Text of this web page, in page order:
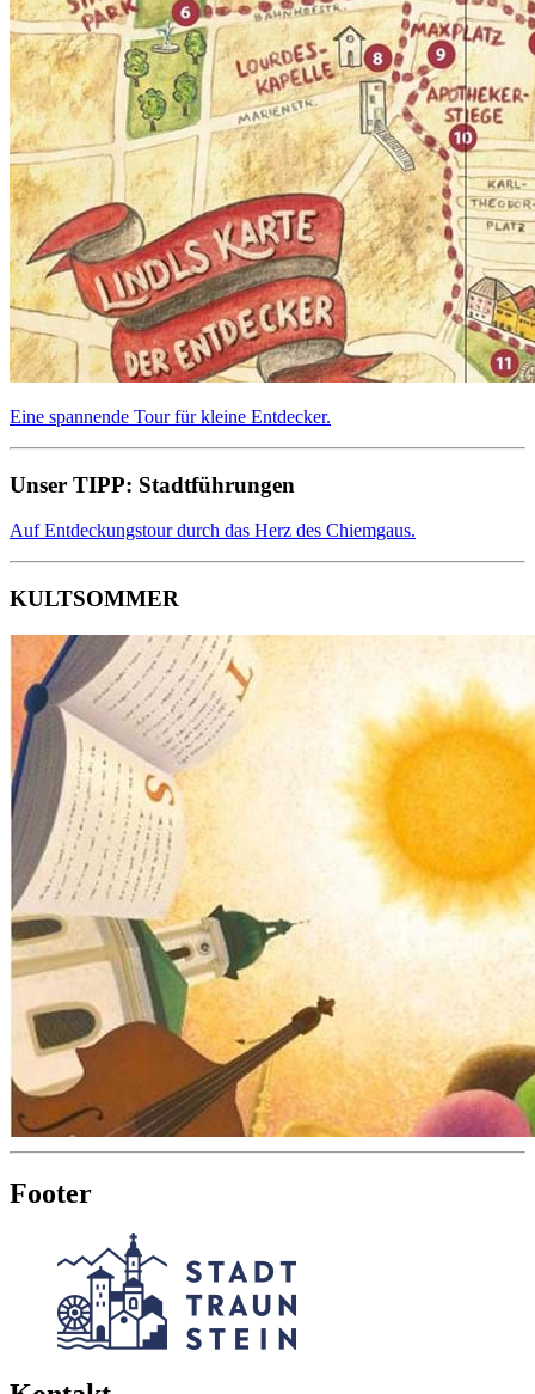
Ei­ne span­nen­de Tour für klei­ne Ent­de­cker.
Unser TIPP: Stadtführungen
Auf Entdeckungstour durch das Herz des Chiemgaus.
KULTSOMMER
Footer